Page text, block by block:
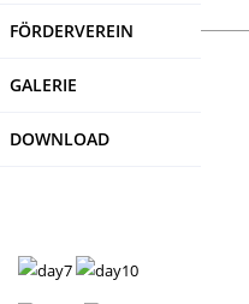
FÖRDERVEREIN
GALERIE
DOWNLOAD